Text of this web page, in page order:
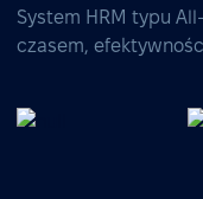
System HRM typu
czasem,